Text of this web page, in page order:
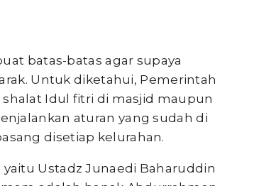
batas-batas agar supaya
Untuk diketahui, Pemerintah
Idul fitri di masjid maupun
aturan yang sudah di
disetiap kelurahan.
Ustadz Junaedi Baharuddin